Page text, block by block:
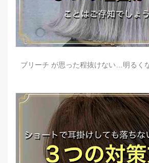
ブリーチ が思った程抜けない…明るく